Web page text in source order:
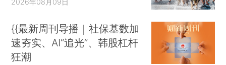
{{最新周刊导播｜社保基数加
速夯实、AI“追光”、韩股杠杆
狂潮